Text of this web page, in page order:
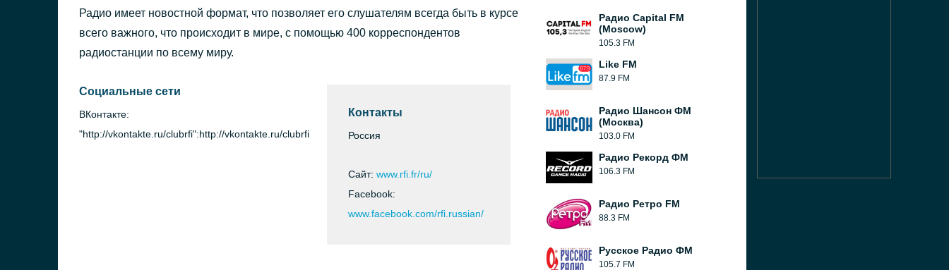
Радио имеет новостной формат, что позволяет его слушателям всегда быть в курсе
всего важного, что происходит в мире, с помощью 400 корреспондентов
радиостанции по всему миру.
Социальные сети
ВКонтакте:
"http://vkontakte.ru/clubrfi":http://vkontakte.ru/clubrfi
Контакты
Россия
Сайт: www.rfi.fr/ru/
Facebook:
www.facebook.com/rfi.russian/
Радио Capital FM
(Moscow)
105.3 FM
Like FM
87.9 FM
Радио Шансон ФМ
(Москва)
103.0 FM
Радио Рекорд ФМ
106.3 FM
Радио Ретро FM
88.3 FM
Русское Радио ФМ
105.7 FM